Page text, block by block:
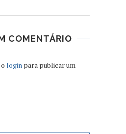
COMENTÁRIO
login para publicar um